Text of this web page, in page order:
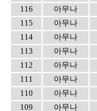
116
아무나
115
아무나
114
아무나
113
아무나
112
아무나
111
아무나
110
아무나
109
아무나